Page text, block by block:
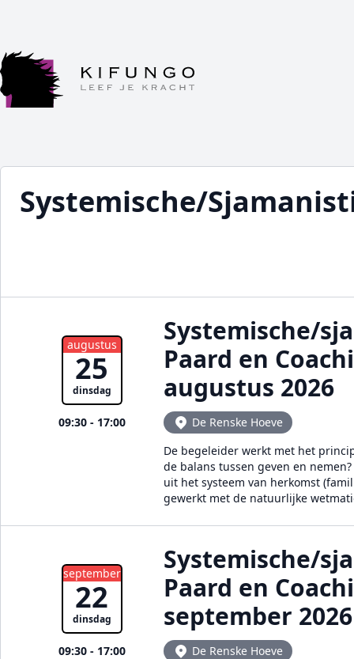
Systemische/
augustus
25
dinsdag
09:30 - 17:00
Systemische/
Paard en
augustus 2026
De Renske Hoeve
De begeleider werkt met het
de balans tussen geven en
uit het systeem van herkomst
gewerkt met de natuurlijke
september
22
dinsdag
09:30 - 17:00
Systemische/
Paard en
september 2026
De Renske Hoeve